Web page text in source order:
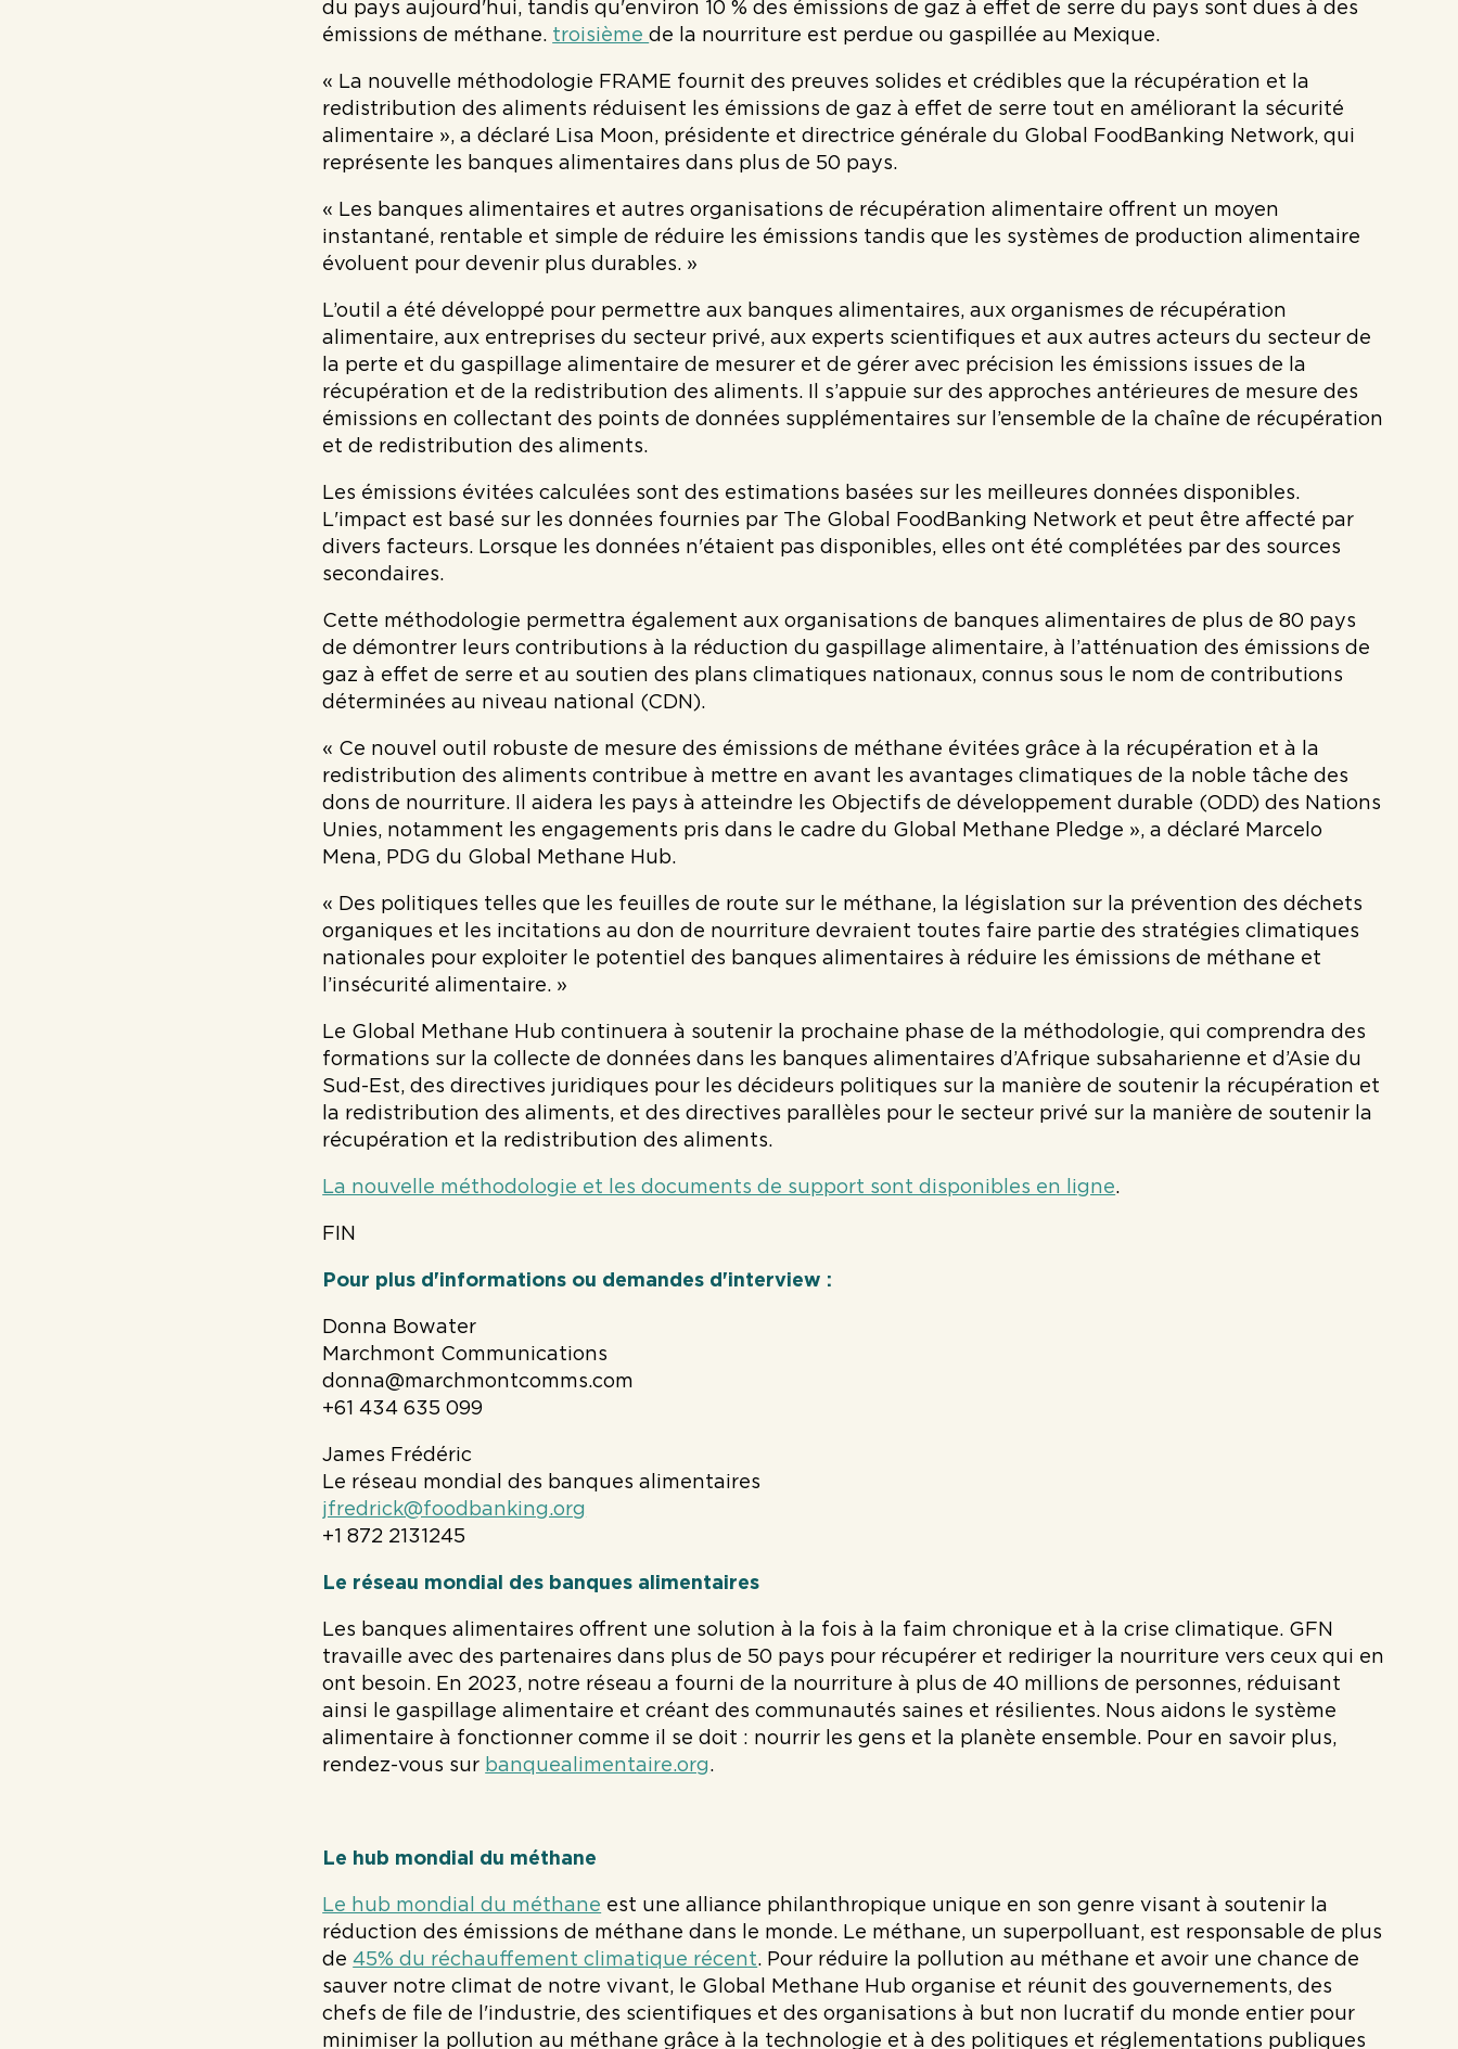
du pays aujourd'hui, tandis qu'environ 10 % des émissions de gaz à effet de serre du pays sont dues à des
émissions de méthane. troisièmede la nourriture est perdue ou gaspillée au Mexique.
« La nouvelle méthodologie FRAME fournit des preuves solides et crédibles que la récupération et la
redistribution des aliments réduisent les émissions de gaz à effet de serre tout en améliorant la sécurité
alimentaire », a déclaré Lisa Moon, présidente et directrice générale du Global FoodBanking Network, qui
représente les banques alimentaires dans plus de 50 pays.
« Les banques alimentaires et autres organisations de récupération alimentaire offrent un moyen
instantané, rentable et simple de réduire les émissions tandis que les systèmes de production alimentaire
évoluent pour devenir plus durables. »
L’outil a été développé pour permettre aux banques alimentaires, aux organismes de récupération
alimentaire, aux entreprises du secteur privé, aux experts scientifiques et aux autres acteurs du secteur de
la perte et du gaspillage alimentaire de mesurer et de gérer avec précision les émissions issues de la
récupération et de la redistribution des aliments. Il s’appuie sur des approches antérieures de mesure des
émissions en collectant des points de données supplémentaires sur l’ensemble de la chaîne de récupération
et de redistribution des aliments.
Les émissions évitées calculées sont des estimations basées sur les meilleures données disponibles.
L'impact est basé sur les données fournies par The Global FoodBanking Network et peut être affecté par
divers facteurs. Lorsque les données n'étaient pas disponibles, elles ont été complétées par des sources
secondaires.
Cette méthodologie permettra également aux organisations de banques alimentaires de plus de 80 pays
de démontrer leurs contributions à la réduction du gaspillage alimentaire, à l’atténuation des émissions de
gaz à effet de serre et au soutien des plans climatiques nationaux, connus sous le nom de contributions
déterminées au niveau national (CDN).
« Ce nouvel outil robuste de mesure des émissions de méthane évitées grâce à la récupération et à la
redistribution des aliments contribue à mettre en avant les avantages climatiques de la noble tâche des
dons de nourriture. Il aidera les pays à atteindre les Objectifs de développement durable (ODD) des Nations
Unies, notamment les engagements pris dans le cadre du Global Methane Pledge », a déclaré Marcelo
Mena, PDG du Global Methane Hub.
« Des politiques telles que les feuilles de route sur le méthane, la législation sur la prévention des déchets
organiques et les incitations au don de nourriture devraient toutes faire partie des stratégies climatiques
nationales pour exploiter le potentiel des banques alimentaires à réduire les émissions de méthane et
l’insécurité alimentaire. »
Le Global Methane Hub continuera à soutenir la prochaine phase de la méthodologie, qui comprendra des
formations sur la collecte de données dans les banques alimentaires d’Afrique subsaharienne et d’Asie du
Sud-Est, des directives juridiques pour les décideurs politiques sur la manière de soutenir la récupération et
la redistribution des aliments, et des directives parallèles pour le secteur privé sur la manière de soutenir la
récupération et la redistribution des aliments.
La nouvelle méthodologie et les documents de support sont disponibles en ligne.
FIN
Pour plus d'informations ou demandes d'interview :
Donna Bowater
Marchmont Communications
donna@marchmontcomms.com
+61 434 635 099
James Frédéric
Le réseau mondial des banques alimentaires
jfredrick@foodbanking.org
+1 872 2131245
Le réseau mondial des banques alimentaires
Les banques alimentaires offrent une solution à la fois à la faim chronique et à la crise climatique. GFN
travaille avec des partenaires dans plus de 50 pays pour récupérer et rediriger la nourriture vers ceux qui en
ont besoin. En 2023, notre réseau a fourni de la nourriture à plus de 40 millions de personnes, réduisant
ainsi le gaspillage alimentaire et créant des communautés saines et résilientes. Nous aidons le système
alimentaire à fonctionner comme il se doit : nourrir les gens et la planète ensemble. Pour en savoir plus,
rendez-vous sur banquealimentaire.org.
Le hub mondial du méthane
Le hub mondial du méthane est une alliance philanthropique unique en son genre visant à soutenir la
réduction des émissions de méthane dans le monde. Le méthane, un superpolluant, est responsable de plus
de45% du réchauffement climatique récent. Pour réduire la pollution au méthane et avoir une chance de
sauver notre climat de notre vivant, le Global Methane Hub organise et réunit des gouvernements, des
chefs de file de l'industrie, des scientifiques et des organisations à but non lucratif du monde entier pour
minimiser la pollution au méthane grâce à la technologie et à des politiques et réglementations publiques